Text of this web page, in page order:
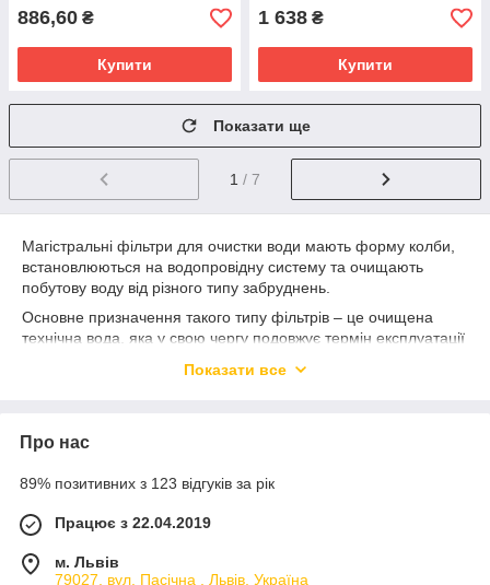
886,60 ₴
Купити
1 638 ₴
Купити
Показати ще
1 / 7
Магістральні фільтри для очистки води мають форму колби,
встановлюються на водопровідну систему та очищають
побутову воду від різного типу забруднень.
Основне призначення такого типу фільтрів – це очищена
технічна вода, яка у свою чергу подовжує термін експлуатації
приладів. Це вигідна інвестиція у вашу сантехніку.
розміром самої колби та пропускною спроможністю.
В залежності від виду картриджа, що встановлюється в колбу,
органічні, хлор та похідні хлору, тощо. Найпоширеніше
механічних забруднень: піску, глини, нерозчиненого заліза,
Показати все
Про нас
89% позитивних з 123 відгуків за рік
Працює з 22.04.2019
м. Львів
79027, вул. Пасічна , Львів, Україна